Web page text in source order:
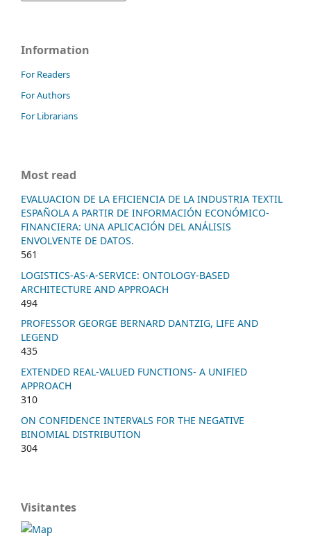
Information
For Readers
For Authors
For Librarians
Most read
EVALUACION DE LA EFICIENCIA DE LA INDUSTRIA TEXTIL
ESPAÑOLA A PARTIR DE INFORMACIÓN ECONÓMICO-
FINANCIERA: UNA APLICACIÓN DEL ANÁLISIS
ENVOLVENTE DE DATOS.
561
LOGISTICS-AS-A-SERVICE: ONTOLOGY-BASED
ARCHITECTURE AND APPROACH
494
PROFESSOR GEORGE BERNARD DANTZIG, LIFE AND
LEGEND
435
EXTENDED REAL-VALUED FUNCTIONS- A UNIFIED
APPROACH
310
ON CONFIDENCE INTERVALS FOR THE NEGATIVE
BINOMIAL DISTRIBUTION
304
Visitantes